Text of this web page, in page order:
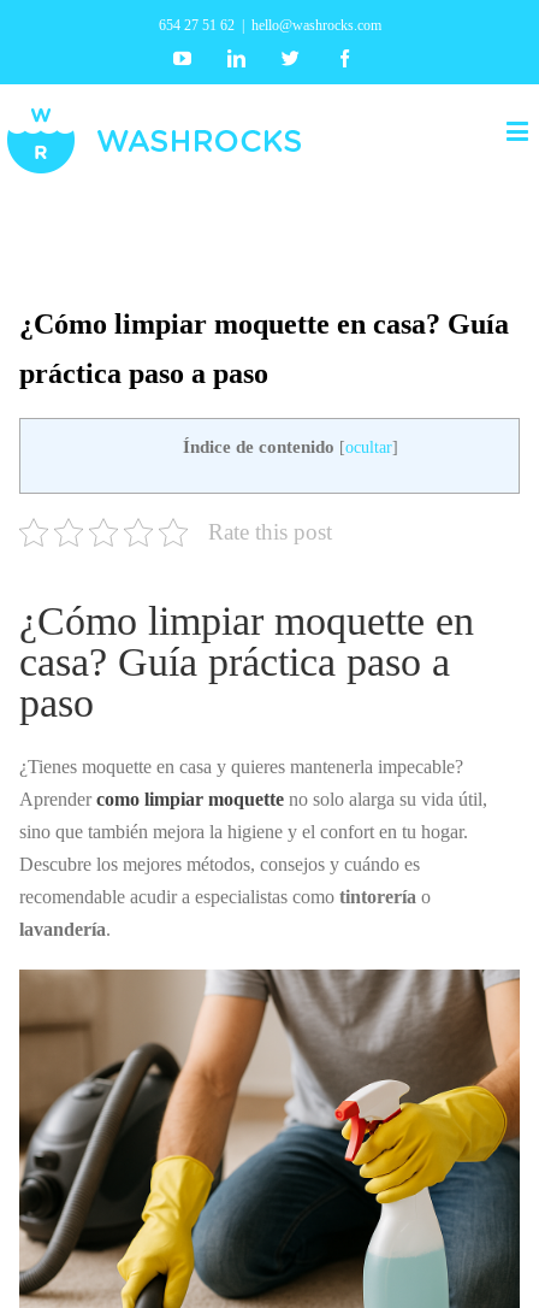
654 27 51 62 hello@washrocks.com
YoutubeLinkedin Twitter
¿Cómo limpiar moquette en casa? Guía
práctica paso a paso
Índice de contenido [ocultar]
Rate this post
¿Cómo limpiar moquette en
casa? Guía práctica paso a
paso
¿Tienes moquette en casa y quieres mantenerla impecable?
Aprendercomo limpiar moquette no solo alarga su vida útil,
sino que también mejora la higiene y el confort en tu hogar.
Descubre los mejores métodos, consejos y cuándo es
recomendable acudir a especialistas como tintorería o
lavandería.